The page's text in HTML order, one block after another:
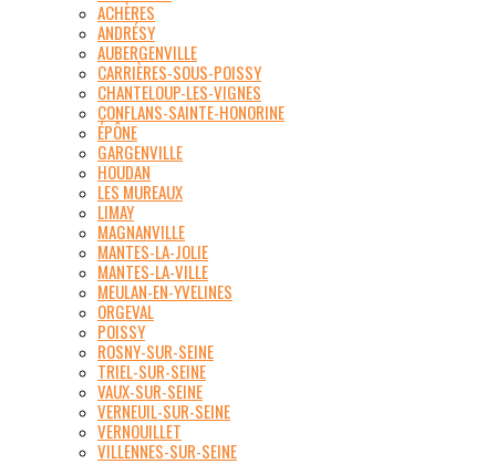
ACHÈRES
ANDRÉSY
AUBERGENVILLE
CARRIÈRES-SOUS-POISSY
CHANTELOUP-LES-VIGNES
CONFLANS-SAINTE-HONORINE
ÉPÔNE
GARGENVILLE
HOUDAN
LES MUREAUX
LIMAY
MAGNANVILLE
MANTES-LA-JOLIE
MANTES-LA-VILLE
MEULAN-EN-YVELINES
ORGEVAL
POISSY
ROSNY-SUR-SEINE
TRIEL-SUR-SEINE
VAUX-SUR-SEINE
VERNEUIL-SUR-SEINE
VERNOUILLET
VILLENNES-SUR-SEINE